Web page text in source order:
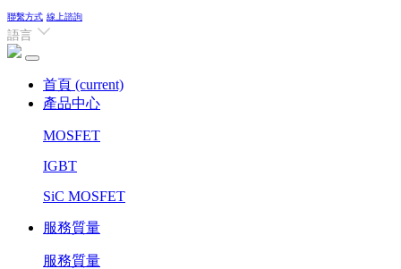
聯繫方式 線上諮詢
語言
首頁 (current)
產品中心
MOSFET
IGBT
SiC MOSFET
服務質量
服務質量